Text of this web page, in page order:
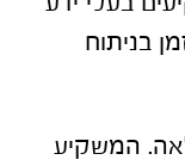
בניתוח
המשקיע